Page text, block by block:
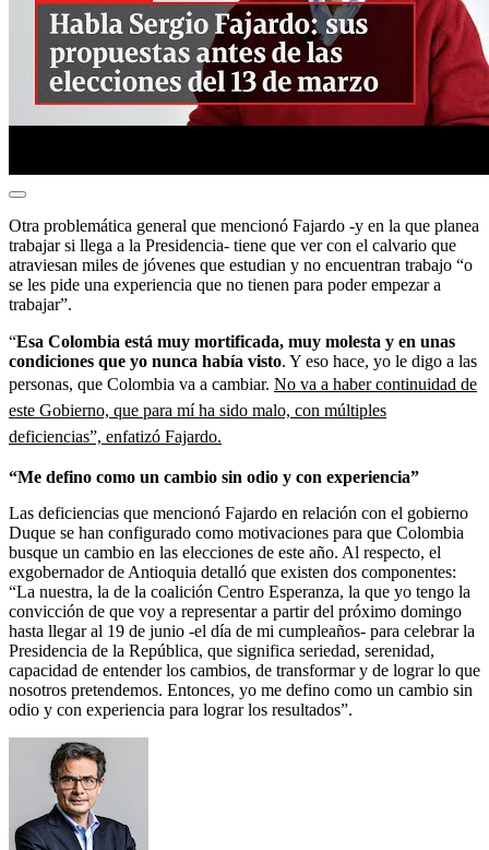
Otra problemática general que mencionó Fajardo -y en la que planea
trabajar si llega a la Presidencia- tiene que ver con el calvario que
atraviesan miles de jóvenes que estudian y no encuentran trabajo “o
se les pide una experiencia que no tienen para poder empezar a
trabajar”.
“Esa Colombia está muy mortificada, muy molesta y en unas
condiciones que yo nunca había visto. Y eso hace, yo le digo a las
personas, que Colombia va a cambiar. No va a haber continuidad de
este Gobierno, que para mí ha sido malo, con múltiples
deficiencias”, enfatizó Fajardo.
“Me defino como un cambio sin odio y con experiencia”
Las deficiencias que mencionó Fajardo en relación con el gobierno
Duque se han configurado como motivaciones para que Colombia
busque un cambio en las elecciones de este año. Al respecto, el
exgobernador de Antioquia detalló que existen dos componentes:
“La nuestra, la de la coalición Centro Esperanza, la que yo tengo la
convicción de que voy a representar a partir del próximo domingo
hasta llegar al 19 de junio -el día de mi cumpleaños- para celebrar la
Presidencia de la República, que significa seriedad, serenidad,
capacidad de entender los cambios, de transformar y de lograr lo que
nosotros pretendemos. Entonces, yo me defino como un cambio sin
odio y con experiencia para lograr los resultados”.